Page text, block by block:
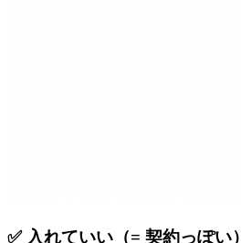
✅ 入れていい（= 契約っぽい）